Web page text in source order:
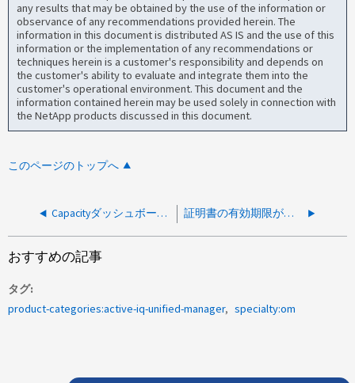
any results that may be obtained by the use of the information or
observance of any recommendations provided herein. The
information in this document is distributed AS IS and the use of this
information or the implementation of any recommendations or
techniques herein is a customer's responsibility and depends on
the customer's ability to evaluate and integrate them into the
customer's operational environment. This document and the
information contained herein may be used solely in connection with
the NetApp products discussed in this document.
このページのトップへ
Capacityダッシュボードはグレー表示になっており、ロードされていません 証明書の有効期限が切れているか、まだ有効ではありません。NotAfter：DDMMYYYY しかし、AIQUM証明書の有効期限は切れていません
おすすめの記事
タグ
product-categories:active-iq-unified-manager
specialty:om